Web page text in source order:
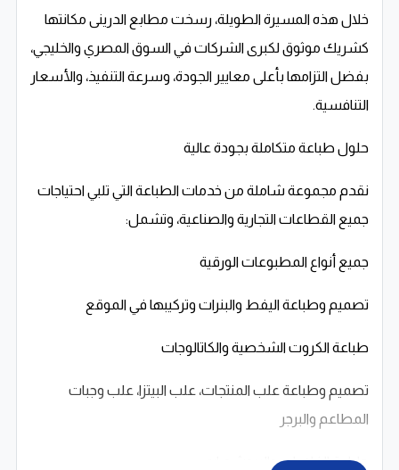
خلال هذه المسيرة الطويلة، رسخت مطابع الدرينى مكانتها
كشريك موثوق لكبرى الشركات في السوق المصري والخليجي،
بفضل التزامها بأعلى معايير الجودة، وسرعة التنفيذ، والأسعار
التنافسية.
حلول طباعة متكاملة بجودة عالية
نقدم مجموعة شاملة من خدمات الطباعة التي تلبي احتياجات
جميع القطاعات التجارية والصناعية، وتشمل:
جميع أنواع المطبوعات الورقية
تصميم وطباعة اليفط والبنرات وتركيبها في الموقع
طباعة الكروت الشخصية والكاتالوجات
تصميم وطباعة علب المنتجات، علب البيتزا، علب وجبات
المطاعم والبرجر
طباعة الفلايرات والبروشورات